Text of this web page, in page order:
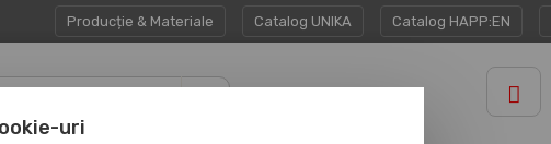
Producție & Materiale Catalog UNIKA Catalog HAPP:EN
uri